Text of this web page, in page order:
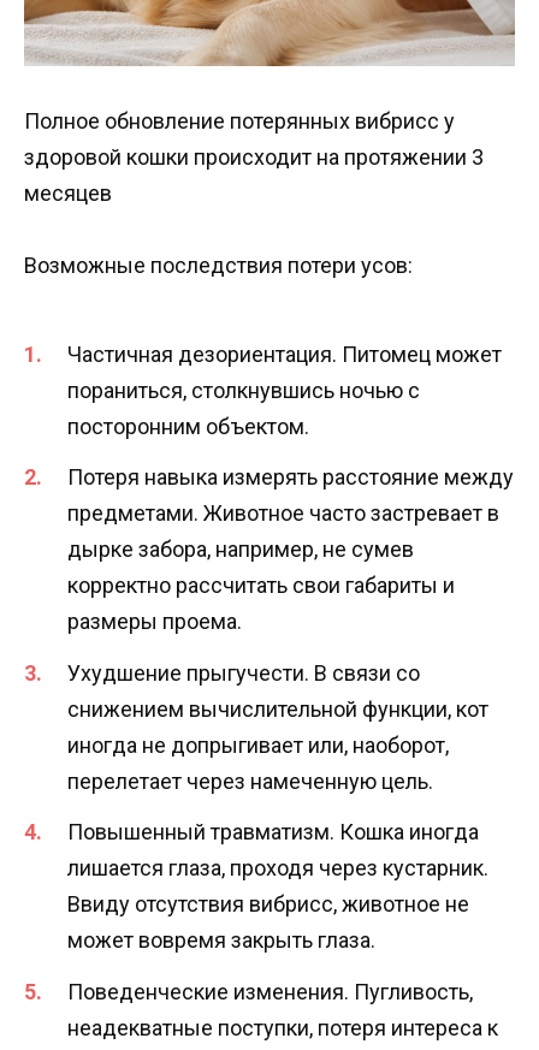
Полное обновление потерянных вибрисс у
здоровой кошки происходит на протяжении 3
месяцев
Возможные последствия потери усов:
Частичная дезориентация. Питомец может
пораниться, столкнувшись ночью с
посторонним объектом.
Потеря навыка измерять расстояние между
предметами. Животное часто застревает в
дырке забора, например, не сумев
корректно рассчитать свои габариты и
размеры проема.
Ухудшение прыгучести. В связи со
снижением вычислительной функции, кот
иногда не допрыгивает или, наоборот,
перелетает через намеченную цель.
Повышенный травматизм. Кошка иногда
лишается глаза, проходя через кустарник.
Ввиду отсутствия вибрисс, животное не
может вовремя закрыть глаза.
Поведенческие изменения. Пугливость,
неадекватные поступки, потеря интереса к